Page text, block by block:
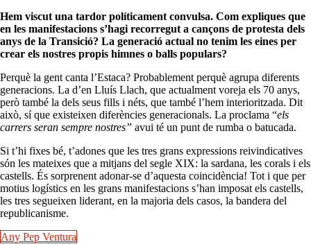
Hem viscut una tardor políticament convulsa. Com expliques que
en les manifestacions s’hagi recorregut a cançons de protesta dels
anys de la Transició? La generació actual no tenim les eines per
crear els nostres propis himnes o balls populars?
Perquè la gent canta l’Estaca? Probablement perquè agrupa diferents
generacions. La d’en Lluís Llach, que actualment voreja els 70 anys,
però també la dels seus fills i néts, que també l’hem interioritzada. Dit
això, sí que existeixen diferències generacionals. La proclama “els
carrers seran sempre nostres” avui té un punt de rumba o batucada.
Si t’hi fixes bé, t’adones que les tres grans expressions reivindicatives
són les mateixes que a mitjans del segle XIX: la sardana, les corals i els
castells. És sorprenent adonar-se d’aquesta coincidència! Tot i que per
motius logístics en les grans manifestacions s’han imposat els castells,
les tres segueixen liderant, en la majoria dels casos, la bandera del
republicanisme.
Any Pep Ventura